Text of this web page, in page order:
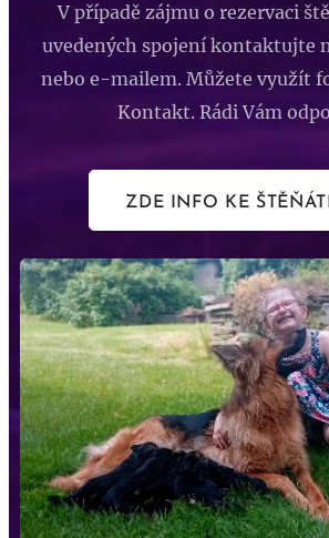
V případě zájmu o rezervaci
uvedených spojení kontaktujte
nebo e-mailem. Můžete využít
Kontakt. Rádi Vám
ZDE INFO KE